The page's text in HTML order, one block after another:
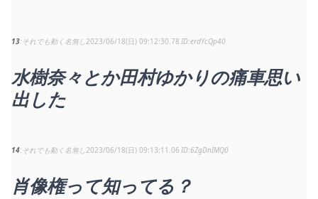
13 それでも動く名無し2023/06/18(日) 09:12:30.78 erdYcQp40
水樹奈々とか田村ゆかりの痛車思い
出した
14 それでも動く名無し2023/06/18(日) 09:13:11.06 6ZgDnIMQ0
肖像権って知ってる？